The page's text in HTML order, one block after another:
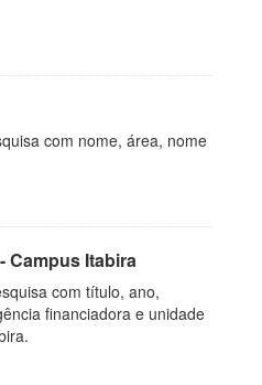
com nome, área, nome
Campus Itabira
com título, ano,
financiadora e unidade